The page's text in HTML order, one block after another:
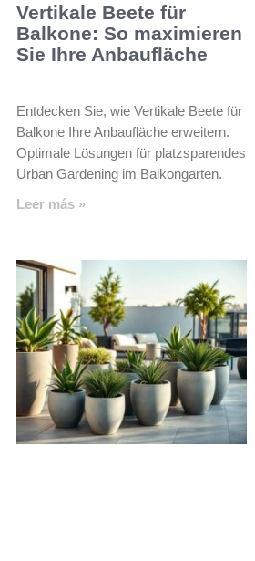
Vertikale Beete für
Balkone: So maximieren
Sie Ihre Anbaufläche
Entdecken Sie, wie Vertikale Beete für
Balkone Ihre Anbaufläche erweitern.
Optimale Lösungen für platzsparendes
Urban Gardening im Balkongarten.
Leer más »